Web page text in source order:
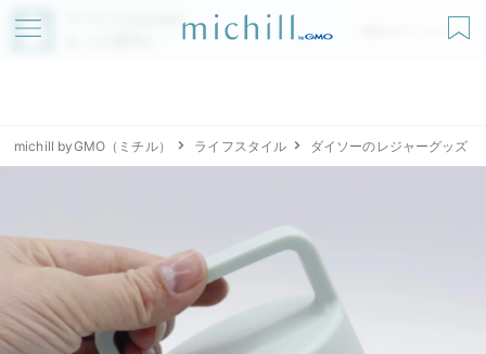
アプリでmichillが
無料ダウンロード
michill byGMO（ミチル） ライフスタイル ダイソーのレジャーグッズ